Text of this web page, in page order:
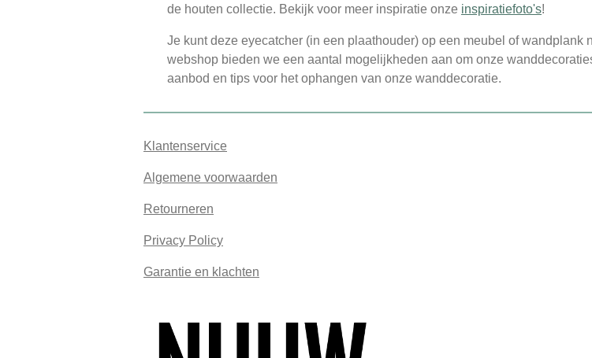
de houten collectie. Bekijk voor meer inspiratie onze inspiratiefoto's!
Je kunt deze eyecatcher (in een plaathouder) op een meubel of wandplank
webshop bieden we een aantal mogelijkheden aan om onze
aanbod en tips voor het ophangen van onze wanddecoratie.
Klantenservice
Algemene voorwaarden
Retourneren
Privacy Policy
Garantie en klachten